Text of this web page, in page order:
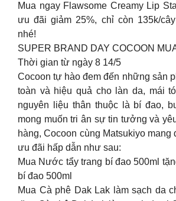
Mua ngay Flawsome Creamy Lip
ưu đãi giảm 25%, chỉ còn 135k/
nhé!
SUPER BRAND DAY COCOON
Thời gian từ ngày 8 14/5
Cocoon tự hào đem đến những sản
toàn và hiệu quả cho làn da, mái
nguyên liệu thân thuộc là bí đao,
mong muốn tri ân sự tin tưởng và
hàng, Cocoon cùng Matsukiyo
ưu đãi hấp dẫn như sau:
Mua Nước tẩy trang bí đao 500ml
bí đao 500ml
Mua Cà phê Dak Lak làm sạch da